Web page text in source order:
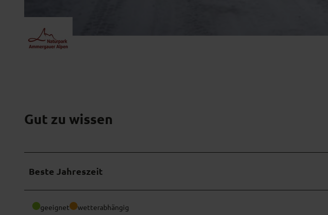
© Ammergauer Alpen GmbH
Gut zu wissen
Beste Jahreszeit
geeignet wetterabhängig